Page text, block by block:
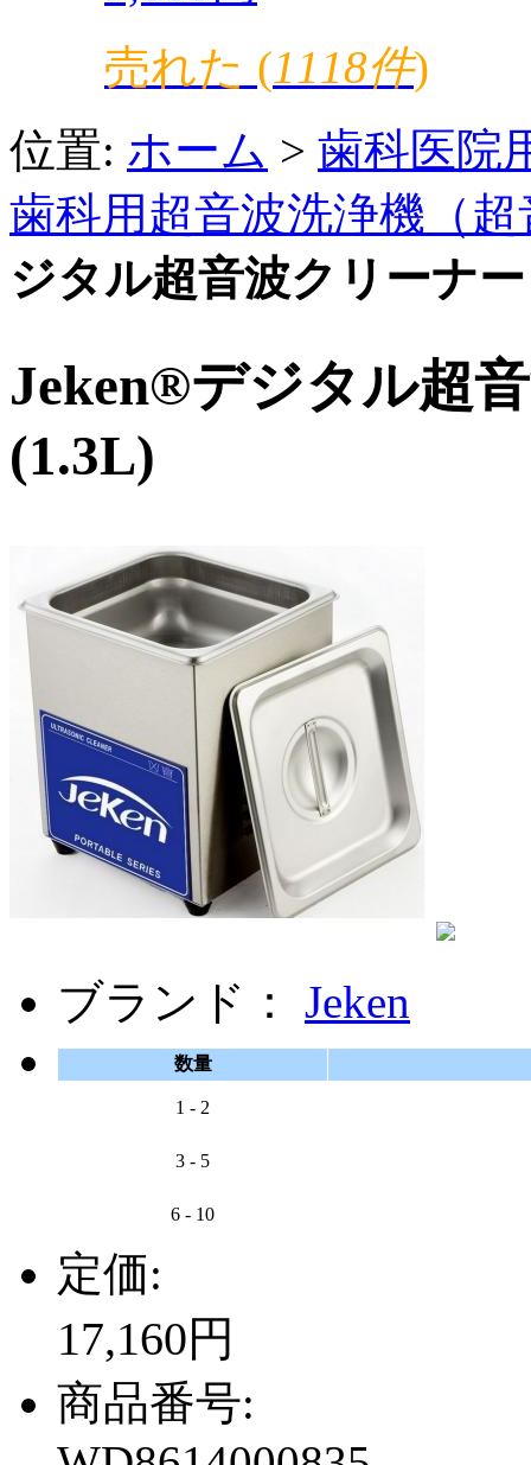
売れた (1118件)
位置: ホーム > 歯科医院
歯科用超音波洗浄機（
ジタル超音波クリーナ
Jeken®デジタル超
(1.3L)
ブランド： Jeken
数量
1 - 2
3 - 5
6 - 10
定価:
17,160円
商品番号: